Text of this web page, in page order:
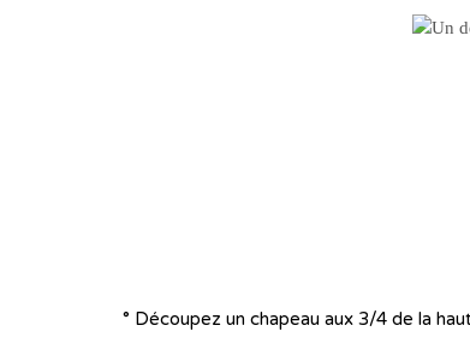
° Découpez un chapeau aux 3/4 de la